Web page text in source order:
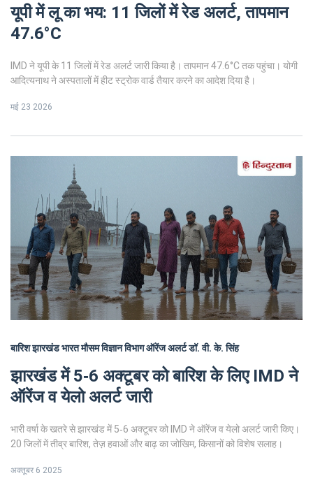
यूपी में लू का भय: 11 जिलों में रेड अलर्ट, तापमान
47.6°C
IMD ने यूपी के 11 जिलों में रेड अलर्ट जारी किया है। तापमान 47.6°C तक पहुंचा। योगी
आदित्यनाथ ने अस्पतालों में हीट स्ट्रोक वार्ड तैयार करने का आदेश दिया है।
मई 23 2026
बारिशझारखंडभारत मौसम विज्ञान विभागऑरेंज अलर्टडॉ. वी. के. सिंह
झारखंड में 5‑6 अक्टूबर को बारिश के लिए IMD ने
ऑरेंज व येलो अलर्ट जारी
भारी वर्षा के खतरे से झारखंड में 5‑6 अक्टूबर को IMD ने ऑरेंज व येलो अलर्ट जारी किए।
20 जिलों में तीव्र बारिश, तेज़ हवाओं और बाढ़ का जोखिम, किसानों को विशेष सलाह।
अक्तूबर 6 2025